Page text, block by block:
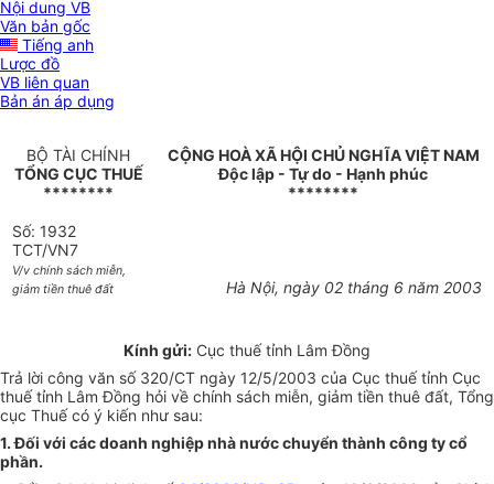
Nội dung VB
Văn bản gốc
Tiếng anh
Lược đồ
VB liên quan
Bản án áp dụng
BỘ TÀI CHÍNH
TỔNG CỤC THUẾ
********
CỘNG HOÀ XÃ HỘI CHỦ NGHĨA VIỆT NAM
Độc lập - Tự do - Hạnh phúc
********
Số: 1932
TCT/VN7
V/v chính sách miễn,
giảm tiền thuê đất
Hà Nội, ngày 02 tháng 6 năm 2003
Kính gửi: Cục thuế tỉnh Lâm Đồng
Trả lời công văn số 320/CT ngày 12/5/2003 của Cục thuế tỉnh Cục
thuế tỉnh Lâm Đồng hỏi về chính sách miễn, giảm tiền thuê đất, Tổng
cục Thuế có ý kiến như sau:
1. Đối với các doanh nghiệp nhà nước chuyển thành công ty cổ
phần.